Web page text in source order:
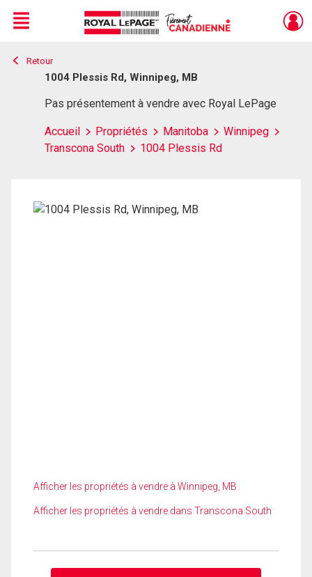
Live
En Direct
Menu
Retour
1004 Plessis Rd, Winnipeg, MB
Pas présentement à vendre avec Royal LePage
Accueil Propriétés Manitoba
Winnipeg
Transcona South
1004 Plessis Rd
Afficher les propriétés à vendre à Winnipeg, MB
Afficher les propriétés à vendre dans Transcona South